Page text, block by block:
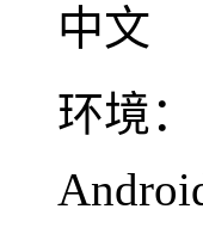
中文
环境：